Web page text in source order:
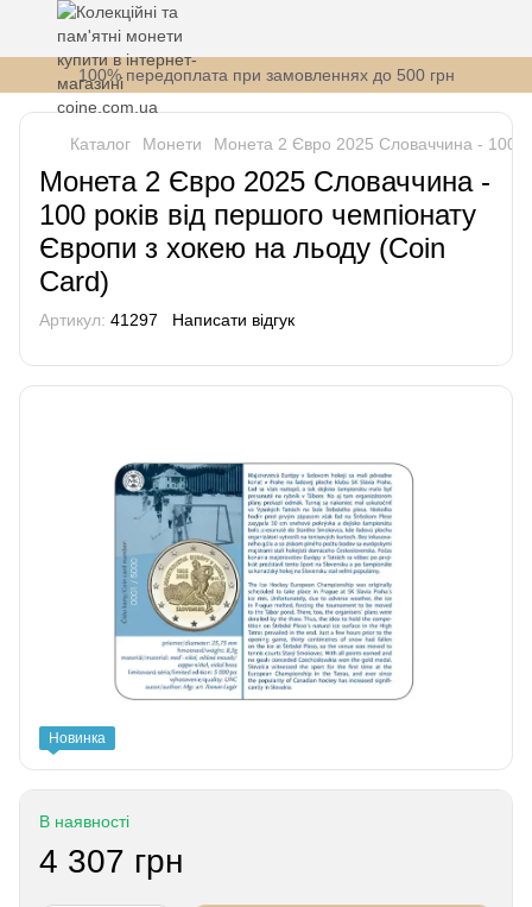
100% передоплата при замовленнях до 500 грн
Каталог Монети Монета 2 Євро 2025 Словаччина - 100
Монета 2 Євро 2025 Словаччина -
100 років від першого чемпіонату
Європи з хокею на льоду (Coin
Card)
Артикул: 41297 Написати відгук
Новинка
В наявності
4 307 грн